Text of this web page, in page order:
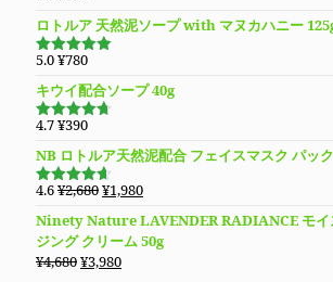
ロトルア 天然泥ソープ with マヌカハニー
5段階で
5.0¥780
キウイ配合ソープ 40g
5段階で
価
4.7¥390
NB ロトルア天然泥配合 フェイスマスク パック
5段階で
価
4.6¥2,680元
価
格
は
¥1,980現
の
価
Ninety Nature LAVENDER RADIANCE モイ
ジング クリーム 50g
¥4,680元
¥3,980現